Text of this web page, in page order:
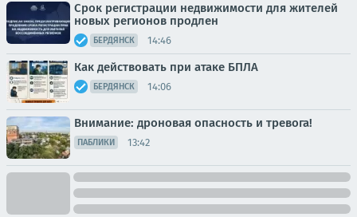
Срок регистрации недвижимости для жителей
новых регионов продлен
БЕРДЯНСК 14:46
Как действовать при атаке БПЛА
БЕРДЯНСК 14:06
Внимание: дроновая опасность и тревога!
ПАБЛИКИ 13:42